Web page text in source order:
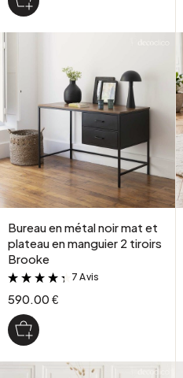
Bureau en métal noir mat et
plateau en manguier 2 tiroirs
Brooke
&
7 Avis
590.00 €